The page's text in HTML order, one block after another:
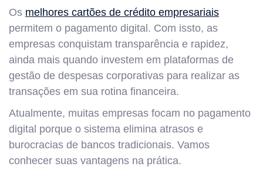
Os melhores cartões de crédito empresariais
permitem o pagamento digital. Com issto, as
empresas conquistam transparência e rapidez,
ainda mais quando investem em plataformas de
gestão de despesas corporativas para realizar as
transações em sua rotina financeira.
Atualmente, muitas empresas focam no pagamento
digital porque o sistema elimina atrasos e
burocracias de bancos tradicionais. Vamos
conhecer suas vantagens na prática.